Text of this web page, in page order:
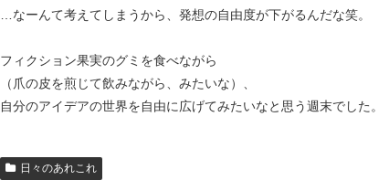
…なーんて考えてしまうから、発想の自由度が下がるんだな笑。
フィクション果実のグミを食べながら
（爪の皮を煎じて飲みながら、みたいな）、
自分のアイデアの世界を自由に広げてみたいなと思う週末でした。
日々のあれこれ